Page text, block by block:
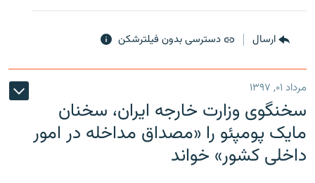
ارسال دسترسی بدون فیلترشکن
مرداد ۰۱, ۱۳۹۷
سخنگوی وزارت خارجه ایران، سخنان
مایک پومپئو را «مصداق مداخله در امور
داخلی کشور» خواند